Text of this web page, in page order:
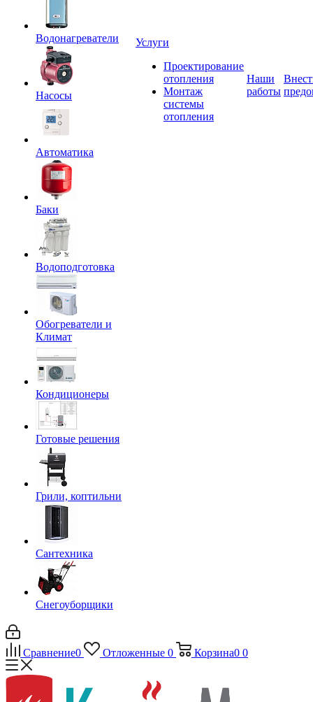
Водонагреватели
Насосы
Автоматика
Баки
Водоподготовка
Обогреватели и
Климат
Кондиционеры
Готовые решения
Грили, коптильни
Сантехника
Снегоуборщики
Услуги
Проектирование
отопления
Монтаж
системы
отопления
Наши
работы
Сравнение0 Отложенные 0 Корзина0 0